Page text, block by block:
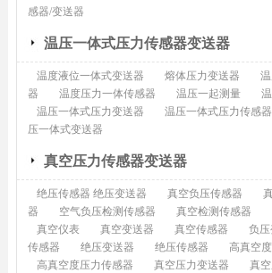
感器/变送器
温压一体式压力传感器变送器
温度液位一体式变送器 熔体压力变送器
器
温度压力一体传感器 温压一起测量
温压一体式压力变送器
温压一体式压力传感器
压一体式变送器
真空压力传感器变送器
绝压传感器 绝压变送器 真空负压传感器
器
空气负压检测传感器 真空检测传感器
真空仪表
真空变送器 真空传感器 负压
传感器
绝压变送器 绝压传感器
高真空
高真空度压力传感器
真空压力变送器 真